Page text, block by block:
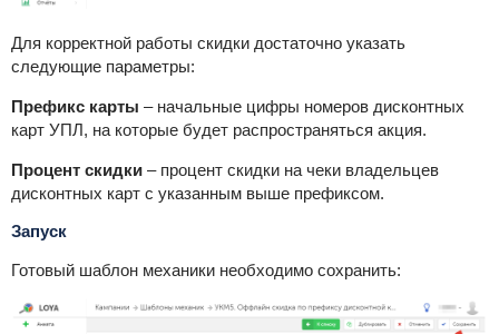
Для корректной работы скидки достаточно указать
следующие параметры:
Префикс карты – начальные цифры номеров дисконтных
карт УПЛ, на которые будет распространяться акция.
Процент скидки– процент скидки на чеки владельцев
дисконтных карт с указанным выше префиксом.
Запуск
Готовый шаблон механики необходимо сохранить: